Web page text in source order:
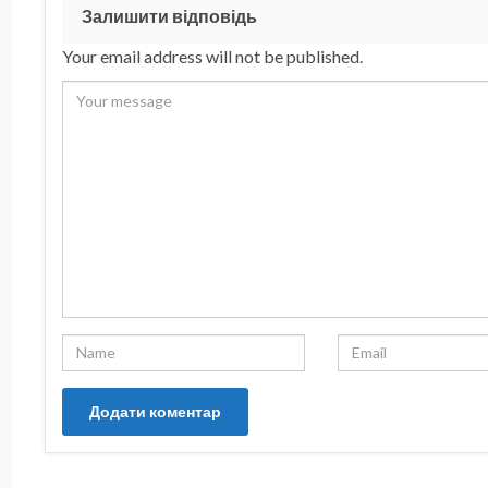
Залишити відповідь
Your email address will not be published.